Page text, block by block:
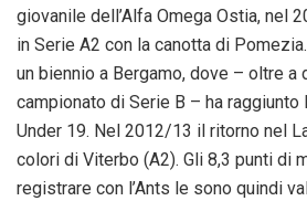
giovanile dell’Alfa Omega Ostia, nel
in Serie A2 con la canotta di
un biennio a Bergamo, dove – oltre a
campionato di Serie B – ha raggiunto
Under 19. Nel 2012/13 il ritorno nel
colori di Viterbo (A2). Gli 8,3 punti di
registrare con l’Ants le sono quindi